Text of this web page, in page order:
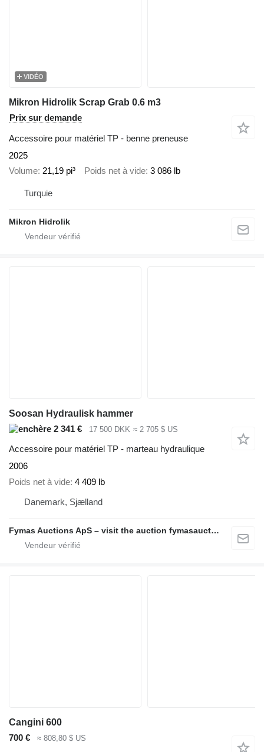
VIDÉO
Mikron Hidrolik Scrap Grab 0.6 m3
Prix sur demande
Accessoire pour matériel TP - benne preneuse
2025
Volume 21,19 pi³ Poids net à vide 3 086 lb
Turquie
Mikron Hidrolik
Soosan Hydraulisk hammer
2 341 €
17 500 DKK ≈ 2 705 $ US
Accessoire pour matériel TP - marteau hydraulique
2006
Poids net à vide 4 409 lb
Danemark, Sjælland
Fymas Auctions ApS – visit the auction fymasauctions.dk
Cangini 600
700 €
≈ 808,80 $ US